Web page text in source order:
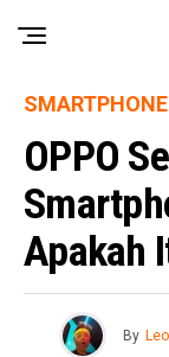
OPPO
Apakah
By